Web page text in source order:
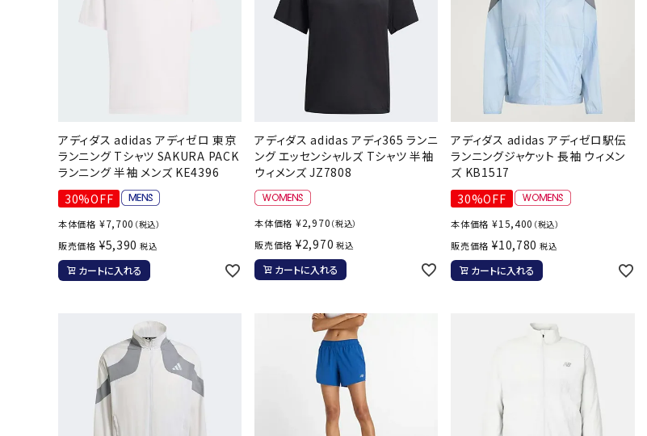
ボクシング
武道・格闘技小物
メンズウェア
ウィメンズウェア
キッズウェア
コンプレッションウェア
インナーウェア
シューズ
ジュニアシューズ
ブーツ・サンダル
バッグ
キャップ
ソックス
その他アクセサリー
TRIGGERPOI
NT
Wacoal CW-X Wilson
ZETT
アディダス adidas アディゼロ 東京
ランニング Tシャツ SAKURA PACK
ランニング 半袖 メンズ KE4396
30%OFF
本体価格 ¥7,700 （税込）
販売価格 ¥5,390 税込
カートに入れる
アディダス adidas アディ365 ランニ
ング エッセンシャルズ Tシャツ 半袖
ウィメンズ JZ7808
本体価格 ¥2,970 （税込）
販売価格 ¥2,970 税込
カートに入れる
アディダス adidas アディゼロ駅伝
ランニングジャケット 長袖 ウィメン
ズ KB1517
30%OFF
本体価格 ¥15,400 （税込）
販売価格 ¥10,780 税込
カートに入れる